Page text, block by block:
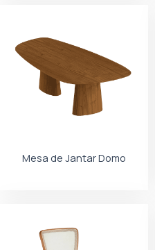
Mesa de Jantar Domo